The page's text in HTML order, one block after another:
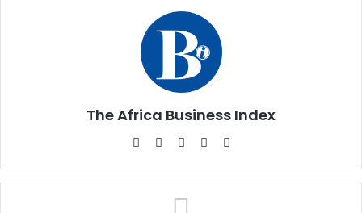
The Africa Business Index
WebsiteFacebook
X Linkedin